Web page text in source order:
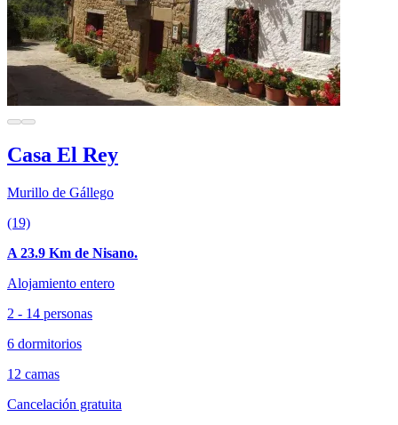
Casa El Rey
Murillo de Gállego
(19)
A 23.9 Km de Nisano.
Alojamiento entero
2 - 14 personas
6 dormitorios
12 camas
Cancelación gratuita